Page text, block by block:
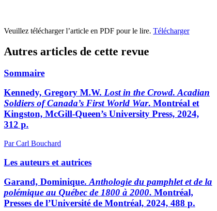
Veuillez télécharger l’article en PDF pour le lire. Télécharger
Autres articles de cette revue
Sommaire
Kennedy, Gregory M.W. Lost in the Crowd. Acadian
Soldiers of Canada’s First World War. Montréal et
Kingston, McGill-Queen’s University Press, 2024,
312 p.
Par Carl Bouchard
Les auteurs et autrices
Garand, Dominique.Anthologie du pamphlet et de la
polémique au Québec de 1800 à 2000. Montréal,
Presses de l’Université de Montréal, 2024, 488 p.